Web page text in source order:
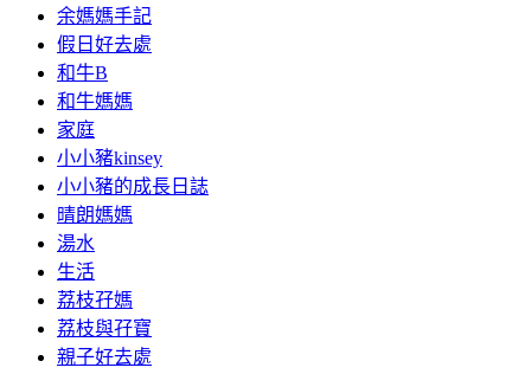
余媽媽手記
假日好去處
和牛B
和牛媽媽
家庭
小小豬kinsey
小小豬的成長日誌
晴朗媽媽
湯水
生活
荔枝孖媽
荔枝與孖寶
親子好去處